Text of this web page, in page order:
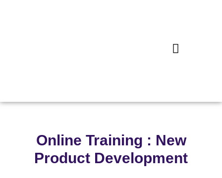
Online Training : New
Product Development